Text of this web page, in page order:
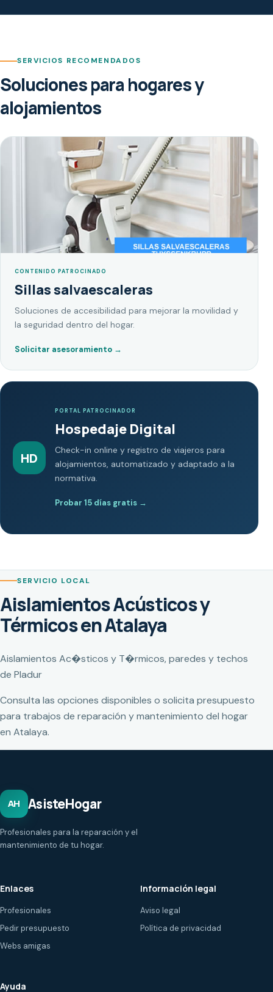
SERVICIOS RECOMENDADOS
Soluciones para hogares y
alojamientos
CONTENIDO PATROCINADO
Sillas salvaescaleras
Soluciones de accesibilidad para mejorar la movilidad y
la seguridad dentro del hogar.
Solicitar asesoramiento →
HD
PORTAL PATROCINADOR
Hospedaje Digital
Check-in online y registro de viajeros para
alojamientos, automatizado y adaptado a la
normativa.
Probar 15 días gratis →
SERVICIO LOCAL
Aislamientos Acústicos y
Térmicos en Atalaya
Aislamientos Ac�sticos y T�rmicos, paredes y techos
de Pladur
Consulta las opciones disponibles o solicita presupuesto
para trabajos de reparación y mantenimiento del hogar
en Atalaya.
AH AsisteHogar
Profesionales para la reparación y el
mantenimiento de tu hogar.
Enlaces
Profesionales
Pedir presupuesto
Webs amigas
Información legal
Aviso legal
Política de privacidad
Ayuda